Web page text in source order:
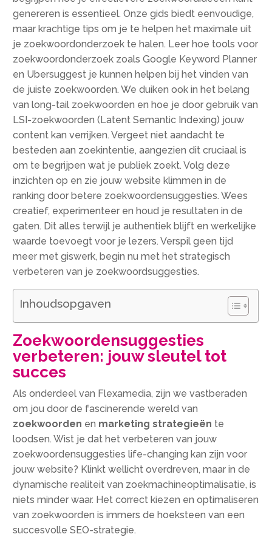
genereren is essentieel.​ Onze gids biedt eenvoudige,
maar krachtige tips om je te helpen het maximale uit
je zoekwoordonderzoek te halen.​ Leer hoe tools voor
zoekwoordonderzoek zoals Google Keyword Planner
en Ubersuggest je kunnen helpen bij het vinden van
de juiste zoekwoorden.​ We duiken ook in het belang
van long-tail zoekwoorden en hoe je door gebruik van
LSI-zoekwoorden (Latent Semantic Indexing) jouw
content kan verrijken.​ Vergeet niet aandacht te
besteden aan zoekintentie, aangezien dit cruciaal is
om te begrijpen wat je publiek zoekt.​ Volg deze
inzichten op en zie jouw website klimmen in de
ranking door betere zoekwoordensuggesties.​ Wees
creatief, experimenteer en houd je resultaten in de
gaten.​ Dit alles terwijl je authentiek blijft en werkelijke
waarde toevoegt voor je lezers.​ Verspil geen tijd
meer met giswerk, begin nu met het strategisch
verbeteren van je zoekwoordsuggesties.​
Inhoudsopgaven
Zoekwoordensuggesties
verbeteren: jouw sleutel tot
succes
Als onderdeel van Flexamedia, zijn we vastberaden
om jou door de fascinerende wereld van
zoekwoorden en marketing strategieën te
loodsen.​ Wist je dat het verbeteren van jouw
zoekwoordensuggesties life-changing kan zijn voor
jouw website? Klinkt wellicht overdreven, maar in de
dynamische realiteit van zoekmachineoptimalisatie, is
niets minder waar.​ Het correct kiezen en optimaliseren
van zoekwoorden is immers de hoeksteen van een
succesvolle SEO-strategie.​